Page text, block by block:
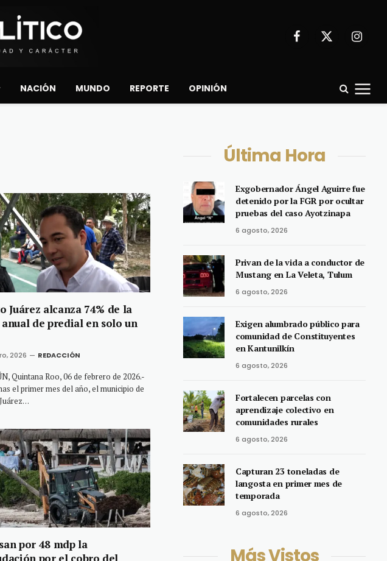
Facebook
X
NACIÓN MUNDO REPORTE OPINIÓN
Juárez alcanza 74% de la
anual de predial en solo un
2026 REDACCIÓN
Quintana Roo, 06 de febrero de 2026.-
el primer mes del año, el municipio de
por 48 mdp la
Última Hora
Exgobernador Ángel Aguirre fue
detenido por la FGR por ocultar
pruebas del caso Ayotzinapa
6 agosto, 2026
Privan de la vida a conductor de
Mustang en La Veleta, Tulum
6 agosto, 2026
Exigen alumbrado público para
comunidad de Constituyentes
en Kantunilkín
6 agosto, 2026
Fortalecen parcelas con
aprendizaje colectivo en
comunidades rurales
6 agosto, 2026
Capturan 23 toneladas de
langosta en primer mes de
temporada
6 agosto, 2026
Más Vistos